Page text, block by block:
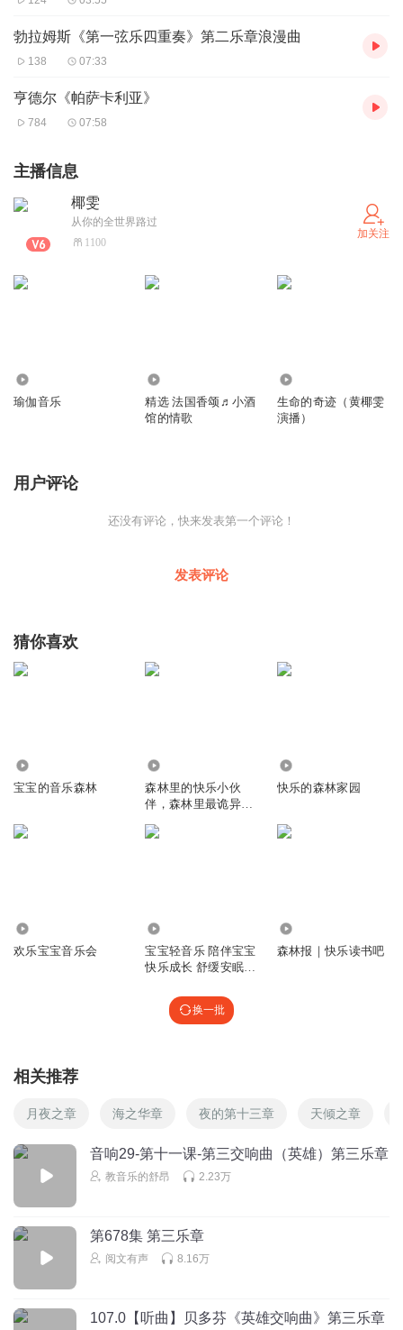
勃拉姆斯《第一弦乐四重奏》第二乐章浪漫曲
138 07:33
亨德尔《帕萨卡利亚》
784 07:58
主播信息
椰雯
从你的全世界路过
1100
加关注
瑜伽音乐
精选 法国香颂♬小酒
馆的情歌
生命的奇迹（黄椰雯
演播）
用户评论
还没有评论，快来发表第一个评论！
发表评论
猜你喜欢
宝宝的音乐森林
森林里的快乐小伙
伴，森林里最诡异的
快乐的森林家园
欢乐宝宝音乐会
宝宝轻音乐 陪伴宝宝
快乐成长 舒缓安眠放
森林报｜快乐读书吧
换一批
相关推荐
月夜之章 海之华章 夜的第十三章 天倾之章
音响29-第十一课-第三交响曲（英雄）第三乐章
教音乐的舒昂 2.23万
第678集 第三乐章
阅文有声 8.16万
107.0【听曲】贝多芬《英雄交响曲》第三乐章